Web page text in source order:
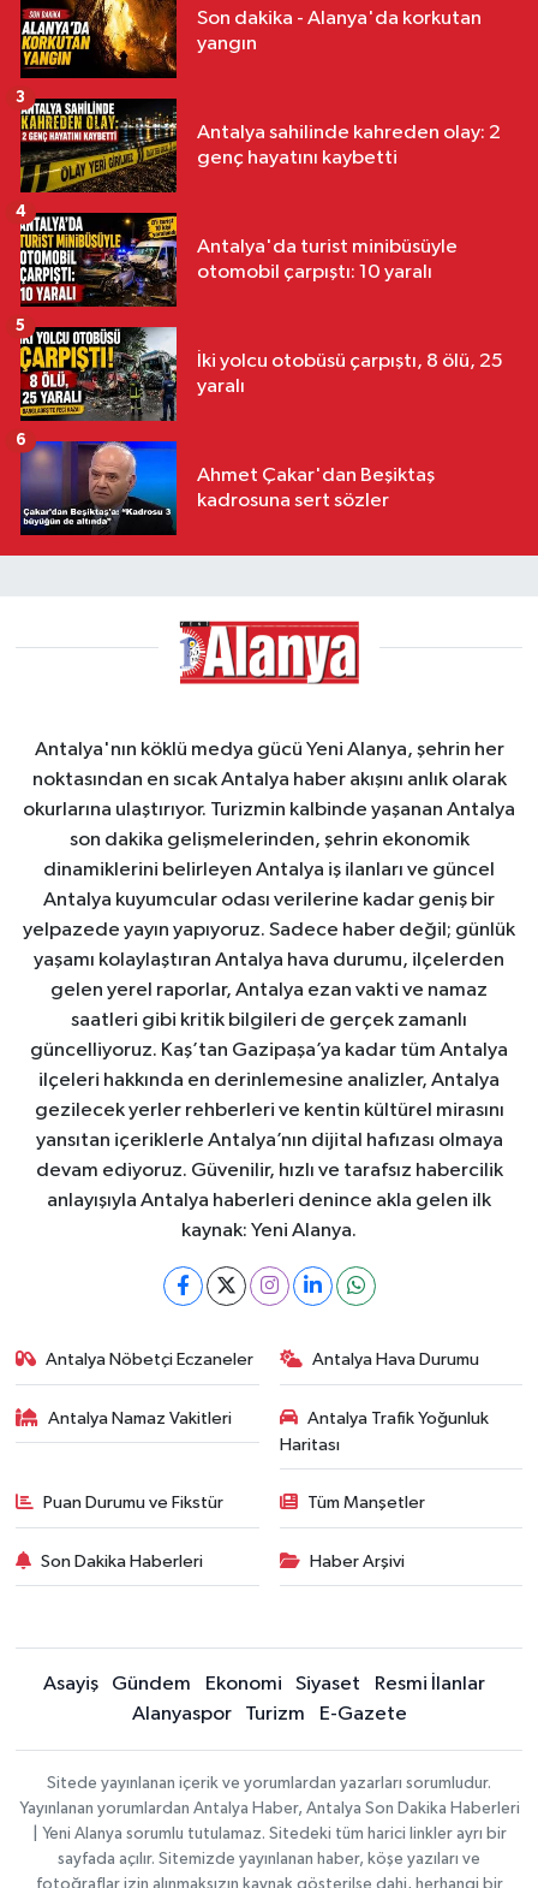
Son dakika - Alanya'da korkutan
yangın
Antalya sahilinde kahreden olay: 2
genç hayatını kaybetti
3
Antalya'da turist minibüsüyle
otomobil çarpıştı: 10 yaralı
4
İki yolcu otobüsü çarpıştı, 8 ölü, 25
yaralı
5
Ahmet Çakar'dan Beşiktaş
kadrosuna sert sözler
6
Antalya'nın köklü medya gücü Yeni Alanya, şehrin her
noktasından en sıcak Antalya haber akışını anlık olarak
okurlarına ulaştırıyor. Turizmin kalbinde yaşanan Antalya
son dakika gelişmelerinden, şehrin ekonomik
dinamiklerini belirleyen Antalya iş ilanları ve güncel
Antalya kuyumcular odası verilerine kadar geniş bir
yelpazede yayın yapıyoruz. Sadece haber değil; günlük
yaşamı kolaylaştıran Antalya hava durumu, ilçelerden
gelen yerel raporlar, Antalya ezan vakti ve namaz
saatleri gibi kritik bilgileri de gerçek zamanlı
güncelliyoruz. Kaş’tan Gazipaşa’ya kadar tüm Antalya
ilçeleri hakkında en derinlemesine analizler, Antalya
gezilecek yerler rehberleri ve kentin kültürel mirasını
yansıtan içeriklerle Antalya’nın dijital hafızası olmaya
devam ediyoruz. Güvenilir, hızlı ve tarafsız habercilik
anlayışıyla Antalya haberleri denince akla gelen ilk
kaynak: Yeni Alanya.
Antalya Nöbetçi Eczaneler Antalya Hava Durumu
Antalya Namaz Vakitleri
Antalya Trafik Yoğunluk
Haritası
Puan Durumu ve Fikstür Tüm Manşetler
Son Dakika Haberleri Haber Arşivi
Asayiş Gündem Ekonomi Siyaset
Resmi İlanlar
Alanyaspor
Turizm E-Gazete
Sitede yayınlanan içerik ve yorumlardan yazarları sorumludur.
Yayınlanan yorumlardan Antalya Haber, Antalya Son Dakika Haberleri
| Yeni Alanya sorumlu tutulamaz. Sitedeki tüm harici linkler ayrı bir
sayfada açılır. Sitemizde yayınlanan haber, köşe yazıları ve
fotoğraflar izin alınmaksızın kaynak gösterilse dahi, herhangi bir